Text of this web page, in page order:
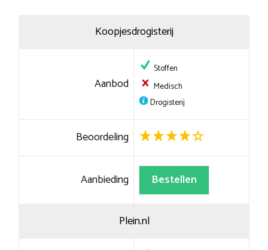
Koopjesdrogisterij
Aanbod
Stoffen
Medisch
Drogisterij
Beoordeling
Aanbieding Bestellen
Plein.nl